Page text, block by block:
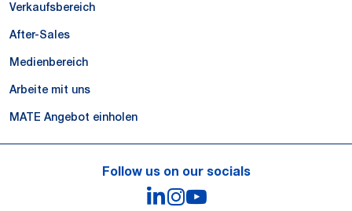
Verkaufsbereich
After-Sales
Medienbereich
Arbeite mit uns
MATE Angebot einholen
Follow us on our socials
LinkedIn
Instagram